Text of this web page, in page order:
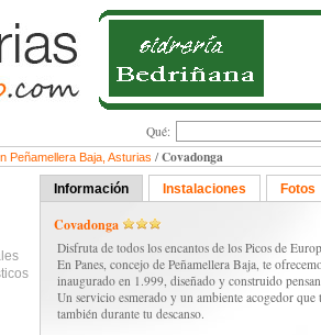
Qué:
Peñamellera Baja, Asturias / Covadonga
Información Instalaciones Fotos
Covadonga
Disfruta de todos los encantos de los Picos de
En Panes, concejo de Peñamellera Baja, te
inaugurado en 1.999, diseñado y construido
Un servicio esmerado y un ambiente acogedor
también durante tu descanso.